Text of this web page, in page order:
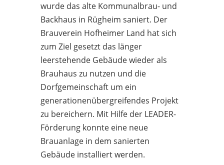
wurde das alte Kommunalbrau- und
Backhaus in Rügheim saniert. Der
Brauverein Hofheimer Land hat sich
zum Ziel gesetzt das länger
leerstehende Gebäude wieder als
Brauhaus zu nutzen und die
Dorfgemeinschaft um ein
generationenübergreifendes Projekt
zu bereichern. Mit Hilfe der LEADER-
Förderung konnte eine neue
Brauanlage in dem sanierten
Gebäude installiert werden.